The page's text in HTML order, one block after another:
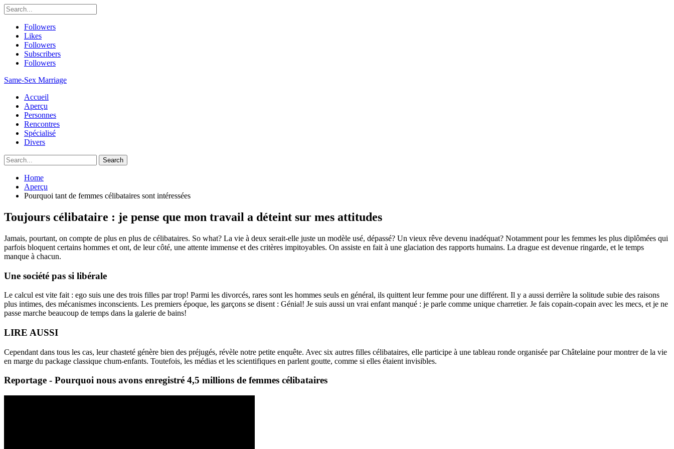
Followers
Likes
Followers
Subscribers
Followers
Same-Sex Marriage
Accueil
Aperçu
Personnes
Rencontres
Spécialisé
Divers
Home
Aperçu
Pourquoi tant de femmes célibataires sont intéressées
Toujours célibataire : je pense que mon travail a déteint sur mes attitudes
Jamais, pourtant, on compte de plus en plus de célibataires. So what? La vie à deux serait-elle juste un modèle usé, dépassé? Un vieux rêve devenu inadéquat? Notamment pour les femmes les plus diplômées qui
parfois bloquent certains hommes et ont, de leur côté, une attente immense et des critères impitoyables. On assiste en fait à une glaciation des rapports humains. La drague est devenue ringarde, et le temps
manque à chacun.
Une société pas si libérale
Le calcul est vite fait : ego suis une des trois filles par trop! Parmi les divorcés, rares sont les hommes seuls en général, ils quittent leur femme pour une différent. Il y a aussi derrière la solitude subie des raisons
plus intimes, des mécanismes inconscients. Les premiers époque, les garçons se disent : Génial! Je suis aussi un vrai enfant manqué : je parle comme unique charretier. Je fais copain-copain avec les mecs, et je ne
passe marche beaucoup de temps dans la galerie de bains!
LIRE AUSSI
Cependant dans tous les cas, leur chasteté génère bien des préjugés, révèle notre petite enquête. Avec six autres filles célibataires, elle participe à une tableau ronde organisée par Châtelaine pour montrer de la vie
en marge du package classique chum-enfants. Toutefois, les médias et les scientifiques en parlent goutte, comme si elles étaient invisibles.
Reportage - Pourquoi nous avons enregistré 4,5 millions de femmes célibataires